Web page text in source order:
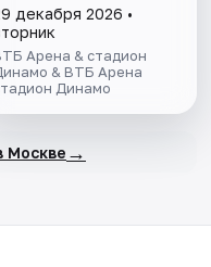
декабря 2026 •
Арена & стадион
& ВТБ Арена
Динамо
Москве →